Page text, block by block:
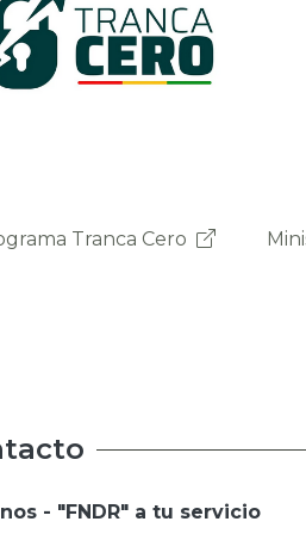
de la Presidencia
de la Presidencia
- "FNDR" a tu servicio